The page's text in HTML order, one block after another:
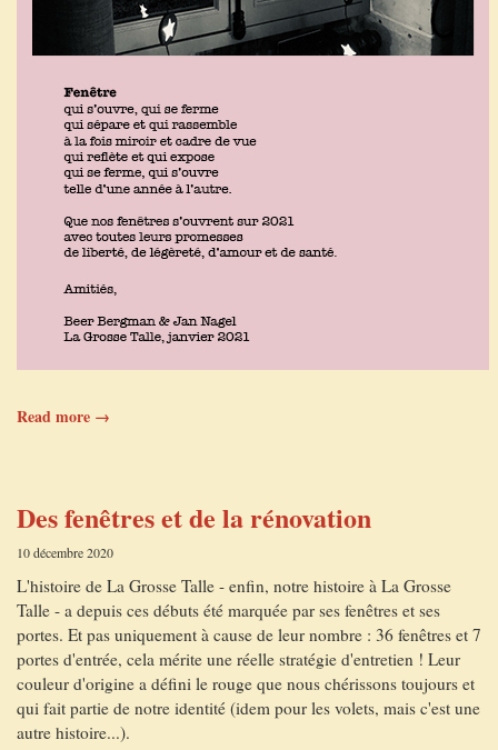
Read more →
Des fenêtres et de la rénovation
10 décembre 2020
L'histoire de La Grosse Talle - enfin, notre histoire à La Grosse
Talle - a depuis ces débuts été marquée par ses fenêtres et ses
portes. Et pas uniquement à cause de leur nombre : 36 fenêtres et 7
portes d'entrée, cela mérite une réelle stratégie d'entretien ! Leur
couleur d'origine a défini le rouge que nous chérissons toujours et
qui fait partie de notre identité (idem pour les volets, mais c'est une
autre histoire...).